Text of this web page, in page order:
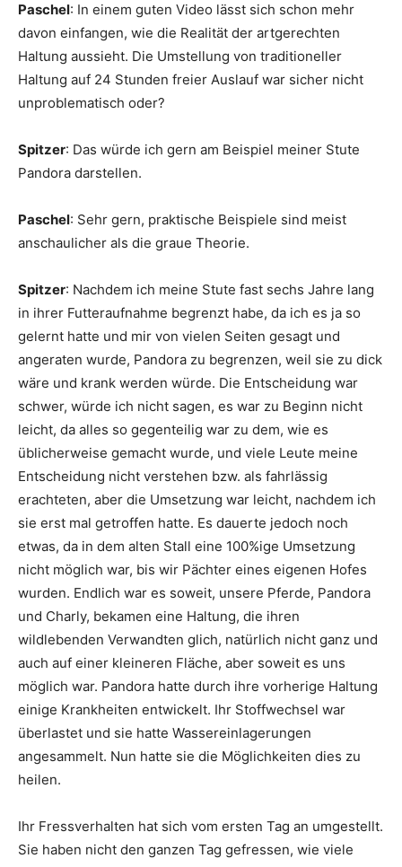
Paschel: In einem guten Video lässt sich schon mehr
davon einfangen, wie die Realität der artgerechten
Haltung aussieht. Die Umstellung von traditioneller
Haltung auf 24 Stunden freier Auslauf war sicher nicht
unproblematisch oder?
Spitzer: Das würde ich gern am Beispiel meiner Stute
Pandora darstellen.
Paschel: Sehr gern, praktische Beispiele sind meist
anschaulicher als die graue Theorie.
Spitzer: Nachdem ich meine Stute fast sechs Jahre lang
in ihrer Futteraufnahme begrenzt habe, da ich es ja so
gelernt hatte und mir von vielen Seiten gesagt und
angeraten wurde, Pandora zu begrenzen, weil sie zu dick
wäre und krank werden würde. Die Entscheidung war
schwer, würde ich nicht sagen, es war zu Beginn nicht
leicht, da alles so gegenteilig war zu dem, wie es
üblicherweise gemacht wurde, und viele Leute meine
Entscheidung nicht verstehen bzw. als fahrlässig
erachteten, aber die Umsetzung war leicht, nachdem ich
sie erst mal getroffen hatte. Es dauerte jedoch noch
etwas, da in dem alten Stall eine 100%ige Umsetzung
nicht möglich war, bis wir Pächter eines eigenen Hofes
wurden. Endlich war es soweit, unsere Pferde, Pandora
und Charly, bekamen eine Haltung, die ihren
wildlebenden Verwandten glich, natürlich nicht ganz und
auch auf einer kleineren Fläche, aber soweit es uns
möglich war. Pandora hatte durch ihre vorherige Haltung
einige Krankheiten entwickelt. Ihr Stoffwechsel war
überlastet und sie hatte Wassereinlagerungen
angesammelt. Nun hatte sie die Möglichkeiten dies zu
heilen.
Ihr Fressverhalten hat sich vom ersten Tag an umgestellt.
Sie haben nicht den ganzen Tag gefressen, wie viele